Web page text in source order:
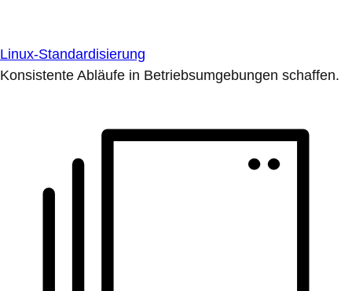
Linux-Standardisierung
Konsistente Abläufe in Betriebsumgebungen schaffen.